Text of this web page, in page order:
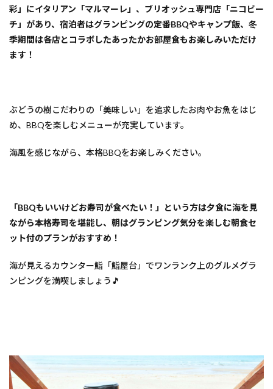
彩」にイタリアン「マルマーレ」、ブリオッシュ専門店「ニコビー
チ」があり、宿泊者はグランピングの定番BBQやキャンプ飯、冬
季期間は各店とコラボしたあったかお部屋食もお楽しみいただけ
ます！
ぶどうの樹こだわりの「美味しい」を追求したお肉やお魚をはじ
め、BBQを楽しむメニューが充実しています。
海風を感じながら、本格BBQをお楽しみください。
「BBQもいいけどお寿司が食べたい！」という方は夕食に海を見
ながら本格寿司を堪能し、朝はグランピング気分を楽しむ朝食セ
ット付のプランがおすすめ！
海が見えるカウンター鮨「鮨屋台」でワンランク上のグルメグラ
ンピングを満喫しましょう🎵